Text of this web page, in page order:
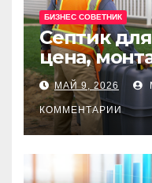
БИЗНЕС СОВЕТНИК
Септик
цена,
МАЙ 9, 2026
КОММЕНТАРИИ